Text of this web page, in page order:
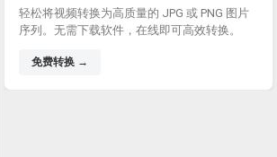
轻松将视频转换为高质量的 JPG 或 PNG 图片
序列。无需下载软件，在线即可高效转换。
免费转换 →